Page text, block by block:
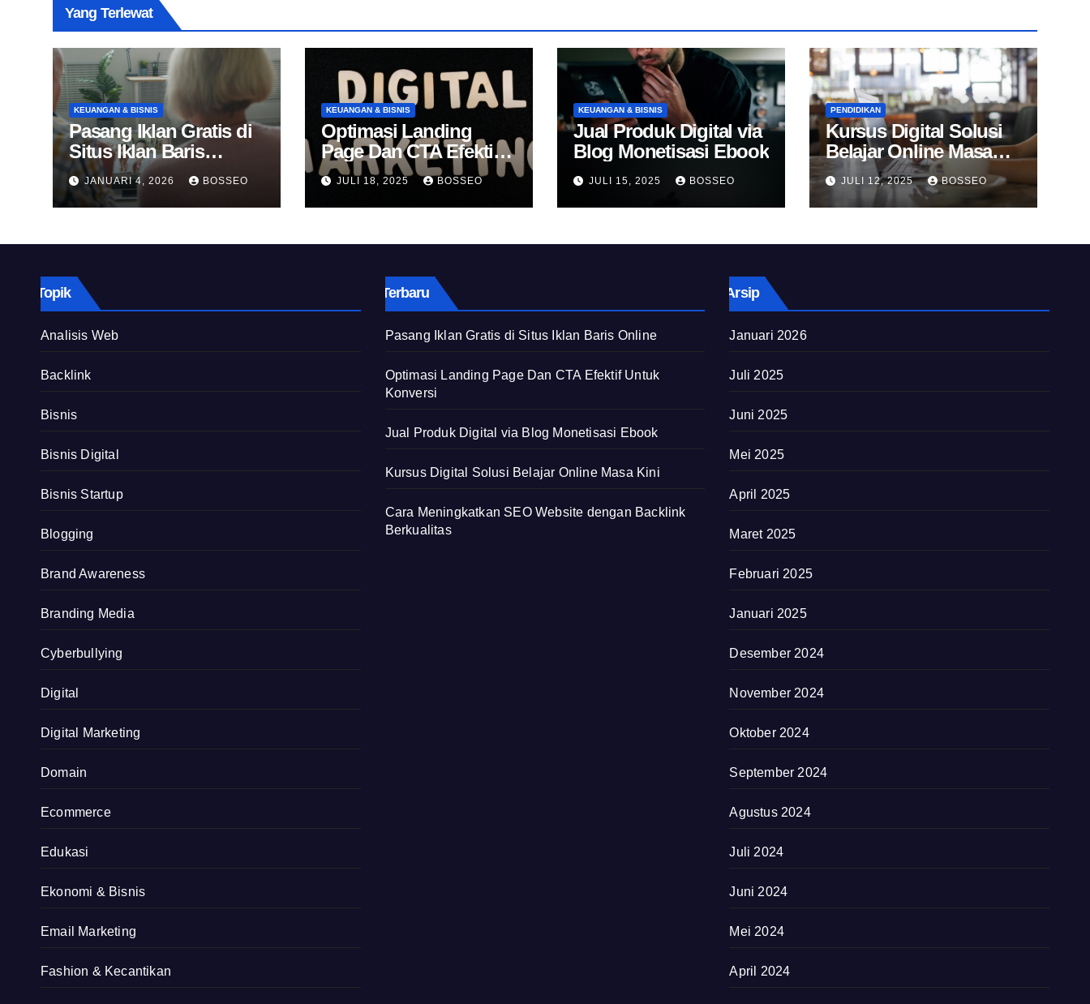
Yang Terlewat
KEUANGAN & BISNIS
Pasang Iklan Gratis di
Situs Iklan Baris
Online
JANUARI 4, 2026 BOSSEO
KEUANGAN & BISNIS
Optimasi Landing
Page Dan CTA Efektif
Untuk Konversi
JULI 18, 2025 BOSSEO
KEUANGAN & BISNIS
Jual Produk Digital via
Blog Monetisasi Ebook
JULI 15, 2025 BOSSEO
PENDIDIKAN
Kursus Digital Solusi
Belajar Online Masa
KiniJULI 12, 2025 BOSSEO
Topik
Analisis Web
Backlink
Bisnis
Bisnis Digital
Bisnis Startup
Blogging
Brand Awareness
Branding Media
Cyberbullying
Digital
Digital Marketing
Domain
Ecommerce
Edukasi
Ekonomi & Bisnis
Email Marketing
Fashion & Kecantikan
Terbaru
Pasang Iklan Gratis di Situs Iklan Baris Online
Optimasi Landing Page Dan CTA Efektif Untuk
Konversi
Jual Produk Digital via Blog Monetisasi Ebook
Kursus Digital Solusi Belajar Online Masa Kini
Cara Meningkatkan SEO Website dengan Backlink
Berkualitas
Arsip
Januari 2026
Juli 2025
Juni 2025
Mei 2025
April 2025
Maret 2025
Februari 2025
Januari 2025
Desember 2024
November 2024
Oktober 2024
September 2024
Agustus 2024
Juli 2024
Juni 2024
Mei 2024
April 2024